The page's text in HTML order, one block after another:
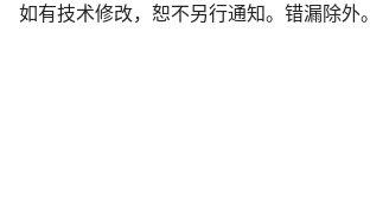
声
如有技术修改，恕不另行通知。错漏除外。